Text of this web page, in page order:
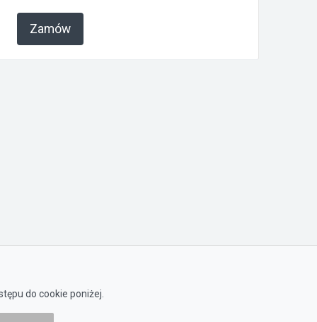
Zamów
do cookie poniżej.